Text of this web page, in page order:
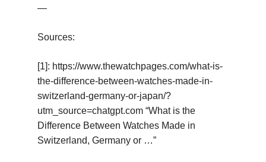
—
Sources:
[1]: https://www.thewatchpages.com/what-is-
the-difference-between-watches-made-in-
switzerland-germany-or-japan/?
utm_source=chatgpt.com “What is the
Difference Between Watches Made in
Switzerland, Germany or …”